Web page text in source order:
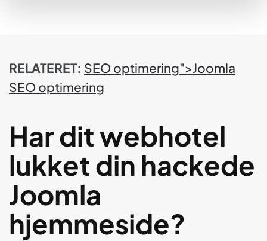
RELATERET: SEO optimering">Joomla
SEOoptimering
Har dit webhotel
lukket din hackede
Joomla
hjemmeside?